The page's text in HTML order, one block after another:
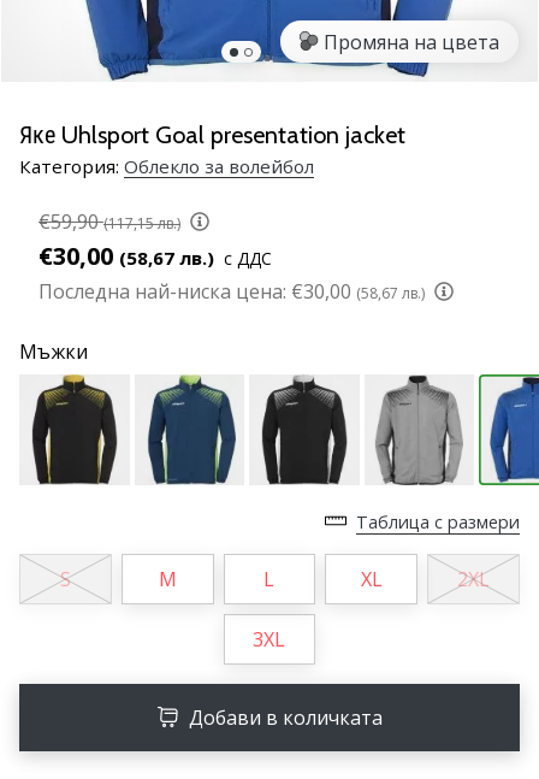
марка
страст
като
Присъединете
се
амбасадор
марката.
11. 8. 2022
•
1 мин. четене
програма
WeplayVolleyball
Facebook
Промяна на цвета
Яке Uhlsport Goal presentation jacket
Категория: Облекло за волейбол
€59,90 (117,15 лв.)
€30,00 (58,67 лв.) с ДДС
Последна най-ниска цена: €30,00 (58,67 лв.)
Мъжки
Таблица с размери
S M L XL 2XL
3XL
Добави в количката